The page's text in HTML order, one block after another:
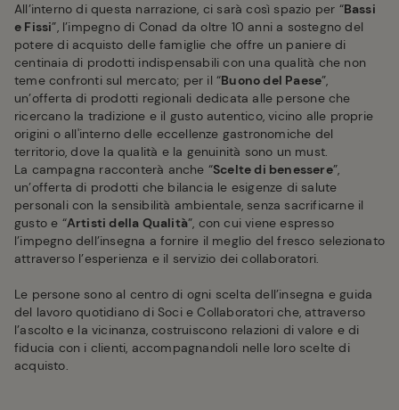
All’interno di questa narrazione, ci sarà così spazio per “Bassi
e Fissi”, l’impegno di Conad da oltre 10 anni a sostegno del
potere di acquisto delle famiglie che offre un paniere di
centinaia di prodotti indispensabili con una qualità che non
teme confronti sul mercato; per il “Buono del Paese”,
un’offerta di prodotti regionali dedicata alle persone che
ricercano la tradizione e il gusto autentico, vicino alle proprie
origini o all'interno delle eccellenze gastronomiche del
territorio, dove la qualità e la genuinità sono un must.
La campagna racconterà anche “Scelte di benessere”,
un’offerta di prodotti che bilancia le esigenze di salute
personali con la sensibilità ambientale, senza sacrificarne il
gusto e “Artisti della Qualità”, con cui viene espresso
l’impegno dell’insegna a fornire il meglio del fresco selezionato
attraverso l’esperienza e il servizio dei collaboratori.
Le persone sono al centro di ogni scelta dell’insegna e guida
del lavoro quotidiano di Soci e Collaboratori che, attraverso
l’ascolto e la vicinanza, costruiscono relazioni di valore e di
fiducia con i clienti, accompagnandoli nelle loro scelte di
acquisto.